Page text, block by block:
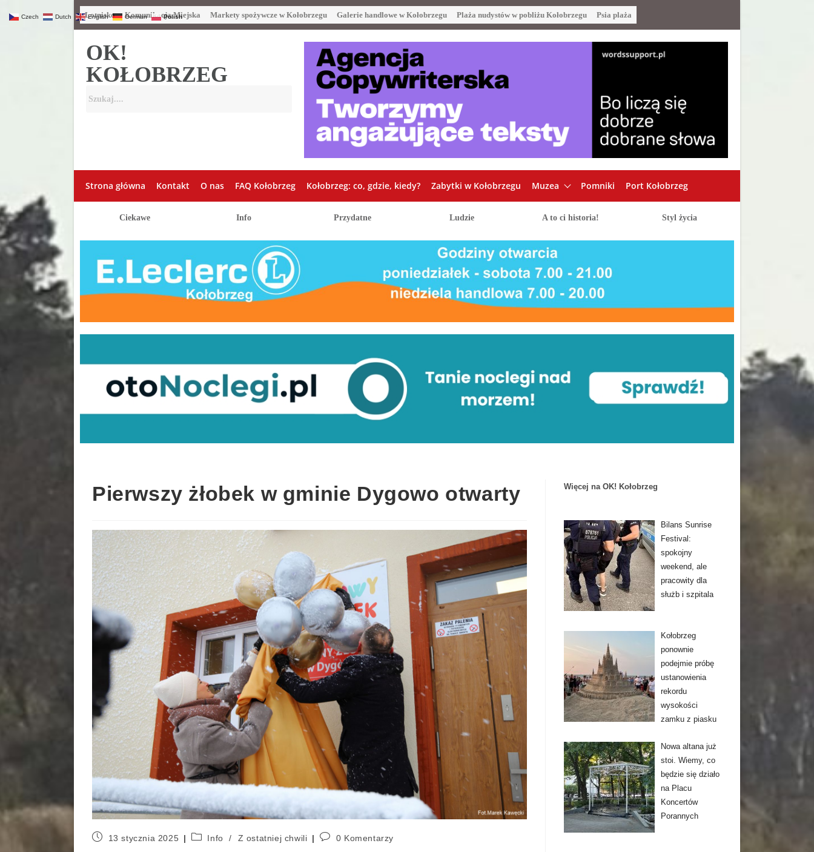
Lotnisko Komunikacja Miejska Markety spożywcze w Kołobrzegu Galerie handlowe w Kołobrzegu Plaża nudystów w pobliżu Kołobrzegu Psia plaża
OK!
KOŁOBRZEG
Strona główna Kontakt O nas FAQ Kołobrzeg Kołobrzeg: co, gdzie, kiedy? Zabytki w Kołobrzegu Muzea Pomniki Port Kołobrzeg
Ciekawe Info Przydatne Ludzie A to ci historia! Styl życia
Pierwszy żłobek w gminie Dygowo otwarty
13 stycznia 2025 Info / Z ostatniej chwili 0 Komentarzy
Więcej na OK! Kołobrzeg
Bilans Sunrise
Festival:
spokojny
weekend, ale
pracowity dla
służb i szpitala
Kołobrzeg
ponownie
podejmie próbę
ustanowienia
rekordu
wysokości
zamku z piasku
Nowa altana już
stoi. Wiemy, co
będzie się działo
na Placu
Koncertów
Porannych
Czech Dutch English German Polish